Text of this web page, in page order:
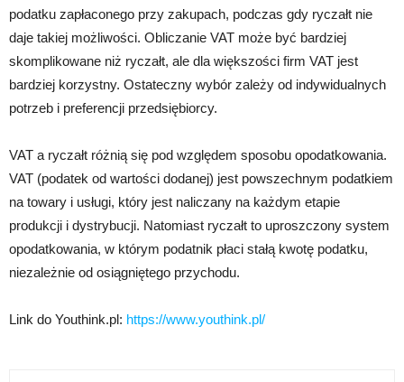
podatku zapłaconego przy zakupach, podczas gdy ryczałt nie
daje takiej możliwości. Obliczanie VAT może być bardziej
skomplikowane niż ryczałt, ale dla większości firm VAT jest
bardziej korzystny. Ostateczny wybór zależy od indywidualnych
potrzeb i preferencji przedsiębiorcy.
VAT a ryczałt różnią się pod względem sposobu opodatkowania.
VAT (podatek od wartości dodanej) jest powszechnym podatkiem
na towary i usługi, który jest naliczany na każdym etapie
produkcji i dystrybucji. Natomiast ryczałt to uproszczony system
opodatkowania, w którym podatnik płaci stałą kwotę podatku,
niezależnie od osiągniętego przychodu.
Link do Youthink.pl: https://www.youthink.pl/